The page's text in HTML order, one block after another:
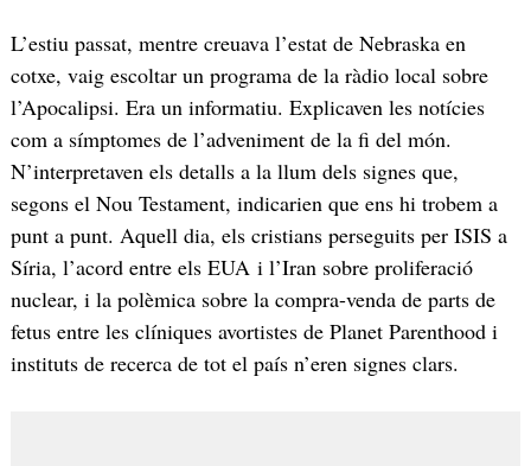
L’estiu passat, mentre creuava l’estat de Nebraska en
cotxe, vaig escoltar un programa de la ràdio local sobre
l’Apocalipsi. Era un informatiu. Explicaven les notícies
com a símptomes de l’adveniment de la fi del món.
N’interpretaven els detalls a la llum dels signes que,
segons el Nou Testament, indicarien que ens hi trobem a
punt a punt. Aquell dia, els cristians perseguits per ISIS a
Síria, l’acord entre els EUA i l’Iran sobre proliferació
nuclear, i la polèmica sobre la compra-venda de parts de
fetus entre les clíniques avortistes de Planet Parenthood i
instituts de recerca de tot el país n’eren signes clars.